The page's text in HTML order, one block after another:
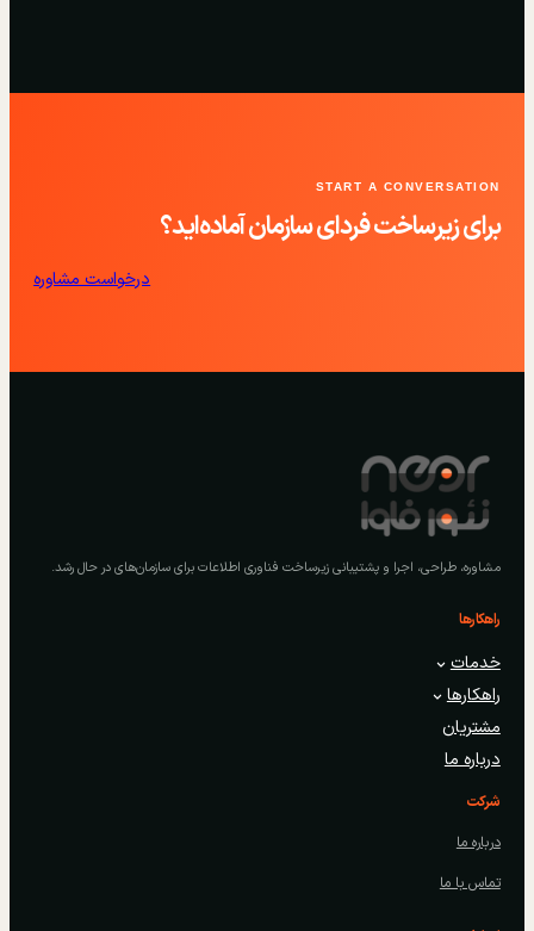
START A CONVERSATION
برای زیرساخت فردای سازمان آماده‌اید؟
درخواست مشاوره
مشاوره، طراحی، اجرا و پشتیبانی زیرساخت فناوری اطلاعات برای سازمان‌های در حال رشد.
راهکارها
خدمات
راهکارها
مشتریان
درباره ما
شرکت
درباره ما
تماس با ما